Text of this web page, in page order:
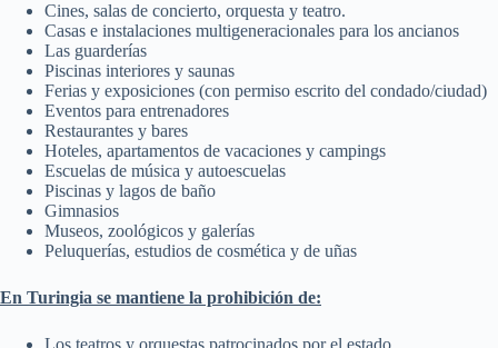
Cines, salas de concierto, orquesta y teatro.
Casas e instalaciones multigeneracionales para los ancianos
Las guarderías
Piscinas interiores y saunas
Ferias y exposiciones (con permiso escrito del condado/ciudad)
Eventos para entrenadores
Restaurantes y bares
Hoteles, apartamentos de vacaciones y campings
Escuelas de música y autoescuelas
Piscinas y lagos de baño
Gimnasios
Museos, zoológicos y galerías
Peluquerías, estudios de cosmética y de uñas
En Turingia se mantiene la prohibición de: